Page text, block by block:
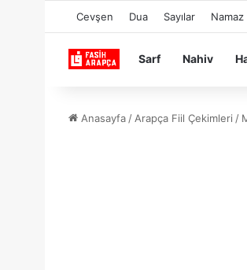
Cevşen Dua Sayılar
Sarf Nahiv
Anasayfa / Arapça Fiil Çekimleri /